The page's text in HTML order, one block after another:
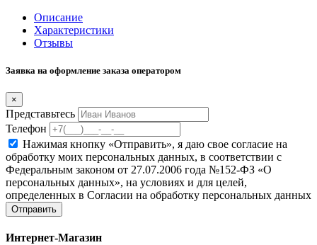
Описание
Характеристики
Отзывы
Заявка на оформление заказа оператором
×
Представьтесь
Телефон
Нажимая кнопку «Отправить», я даю свое согласие на
обработку моих персональных данных, в соответствии с
Федеральным законом от 27.07.2006 года №152-ФЗ «О
персональных данных», на условиях и для целей,
определенных в Согласии на обработку персональных данных
Отправить
Интернет-Магазин